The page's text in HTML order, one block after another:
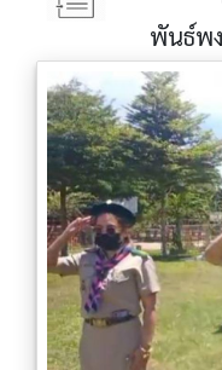
พันธ์พ